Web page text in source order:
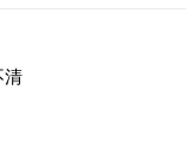
清